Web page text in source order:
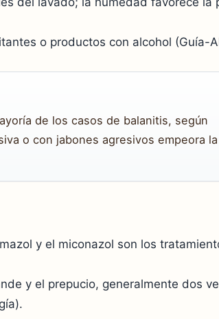
o productos con alcohol (Guía-
de los casos de balanitis, según
o con jabones agresivos empeora la
y el miconazol son los
y el prepucio, generalmente dos